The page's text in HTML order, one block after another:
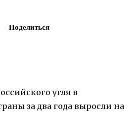
Поделиться
угля в
за два года выросли на